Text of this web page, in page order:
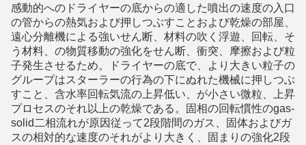
感動的へのドライヤーの底からの適した噴出の速度の入口
の管からの熱気および押しつぶすことおよび乾燥の部屋、
遠心分離機による強いせん断、材料の吹く浮遊、回転、そ
う材料、の物質移動の強化をせん断、衝突、摩擦および粒
子発生させるため。ドライヤーの底で、より大きい粒子の
グループはスターラーの行為の下にぬれた機械に押しつぶ
すこと、含水率回転気流の上昇低い、が小さい微粒、上昇
プロセスのそれ以上の乾燥である。固相の回転慣性のgas-
solid二相流れが原因従って2段階間のガス、固体およびガ
スの相対的な速度のそれがより大きく、固まりの強化2段